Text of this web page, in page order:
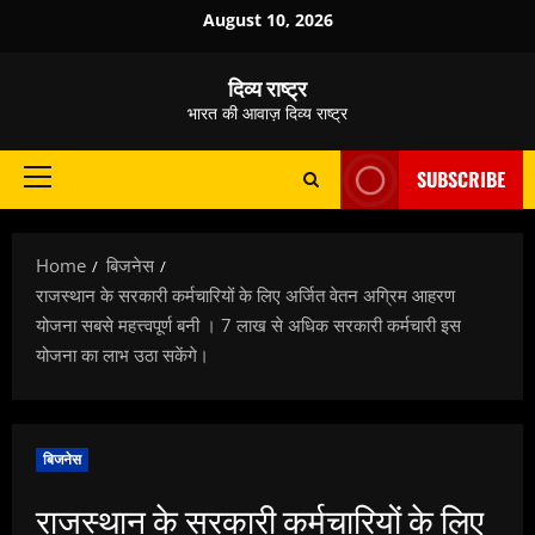
August 10, 2026
दिव्य राष्ट्र
भारत की आवाज़ दिव्य राष्ट्र
Primary
SUBSCRIBE
Home
बिजनेस
राजस्थान के सरकारी कर्मचारियों के लिए अर्जित वेतन अग्रिम आहरण
योजना सबसे महत्त्वपूर्ण बनी । 7 लाख से अधिक सरकारी कर्मचारी इस
योजना का लाभ उठा सकेंगे।
बिजनेस
राजस्थान के सरकारी कर्मचारियों के लिए